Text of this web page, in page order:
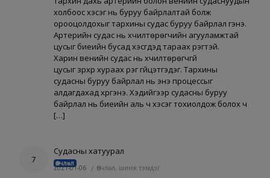
холбоос хэсэг нь буруу байрлалтай болж
орооцолдохыг тархины судас буруу байрлал гэнэ.
Артерийн судас нь хүчилтөрөгчийн агууламжтай
цусыг биеийн бусад хэсгүүдэд тараах үүрэгтэй.
Харин венийн судас нь хүчилтөрөгчгүй
цусыг зүрхрүү хураах үүрэг гүйцэтгэдэг. Тархины
судасны буруу байрлал нь энэ процессыг
алдагдахад хүргэнэ. Хэдийгээр судасны буруу
байрлал нь биеийн аль ч хэсэг тохиолдож болох ч
[…]
7
Судасны хатуурал
Өвчлөл
2021-01-06 / Өвчлөл, шинж тэмдэг